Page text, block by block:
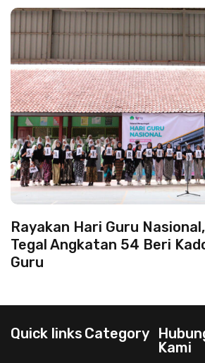
Rayakan Hari Guru
Tegal Angkatan 54 Beri
Guru
Quick links Category
Kami